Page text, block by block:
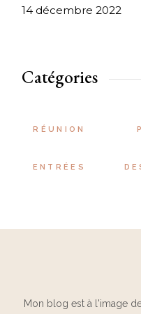
14 décembre 2022
Catégories
RÉUNION
ENTRÉES
Mon blog est à l'image